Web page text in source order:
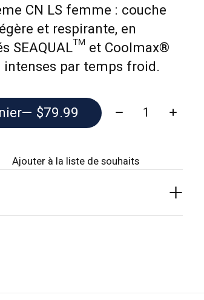
CN LS femme : couche
et respirante, en
SEAQUAL™ et Coolmax®
par temps froid.
— $79.99 Quantité:
Ajouter à la liste de souhaits